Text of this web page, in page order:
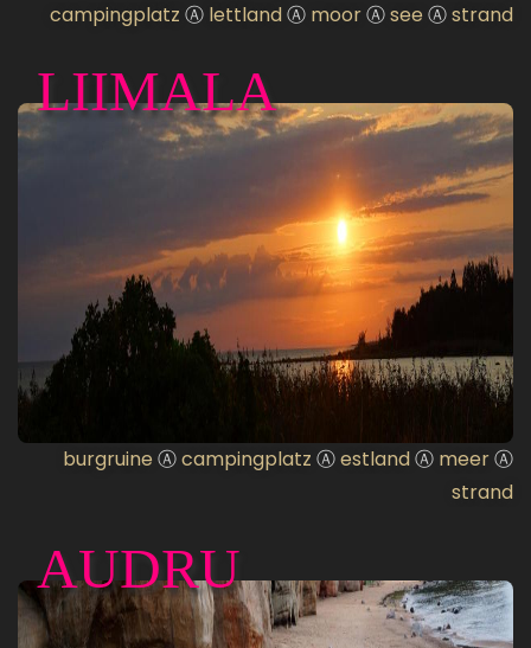
campingplatz Ⓐ lettlandⒶ moorⒶsee Ⓐstrand
LIIMALA
burgruine Ⓐcampingplatz ⒶestlandⒶ meerⒶ
strand
AUDRU